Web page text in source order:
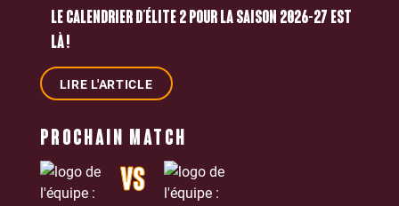
LE CALENDRIER D’ÉLITE 2 POUR LA SAISON 2026-27 EST
LÀ !
LIRE L'ARTICLE
PROCHAIN MATCH
VS